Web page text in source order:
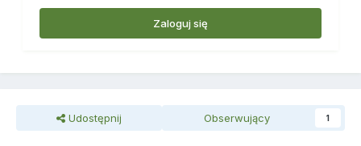
Zaloguj się
Udostępnij Obserwujący 1